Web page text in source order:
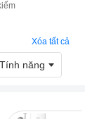
Xóa tất cả
Tính năng